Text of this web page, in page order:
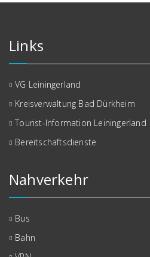
Links
VG Leiningerland
Kreisverwaltung Bad Dürkheim
Tourist-Information Leiningerland
Bereitschaftsdienste
Nahverkehr
Bus
Bahn